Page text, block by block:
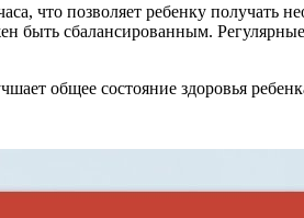
что позволяет ребенку получать
быть сбалансированным.
общее состояние здоровья